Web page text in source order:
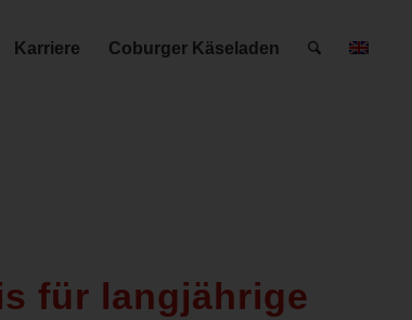
Karriere Coburger Käseladen
für langjährige